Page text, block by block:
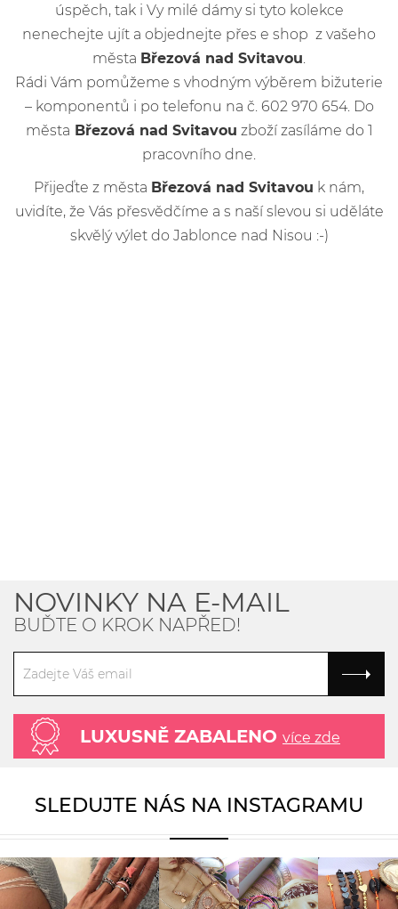
úspěch, tak i Vy milé dámy si tyto kolekce
nenechejte ujít a objednejte přes e shop z vašeho
města Březová nad Svitavou
Rádi Vám pomůžeme s vhodným výběrem bižuterie
– komponentů i po telefonu na č. 602 970 654. Do
města Březová nad Svitavou zboží zasíláme do 1
pracovního dne.
Přijeďte z města Březová nad Svitavou k nám,
uvidíte, že Vás přesvědčíme a s naší slevou si uděláte
skvělý výlet do Jablonce nad Nisou :-)
NOVINKY NA E-MAIL
BUĎTE O KROK NAPŘED!
LUXUSNĚ ZABALENO více zde
SLEDUJTE NÁS NA INSTAGRAMU